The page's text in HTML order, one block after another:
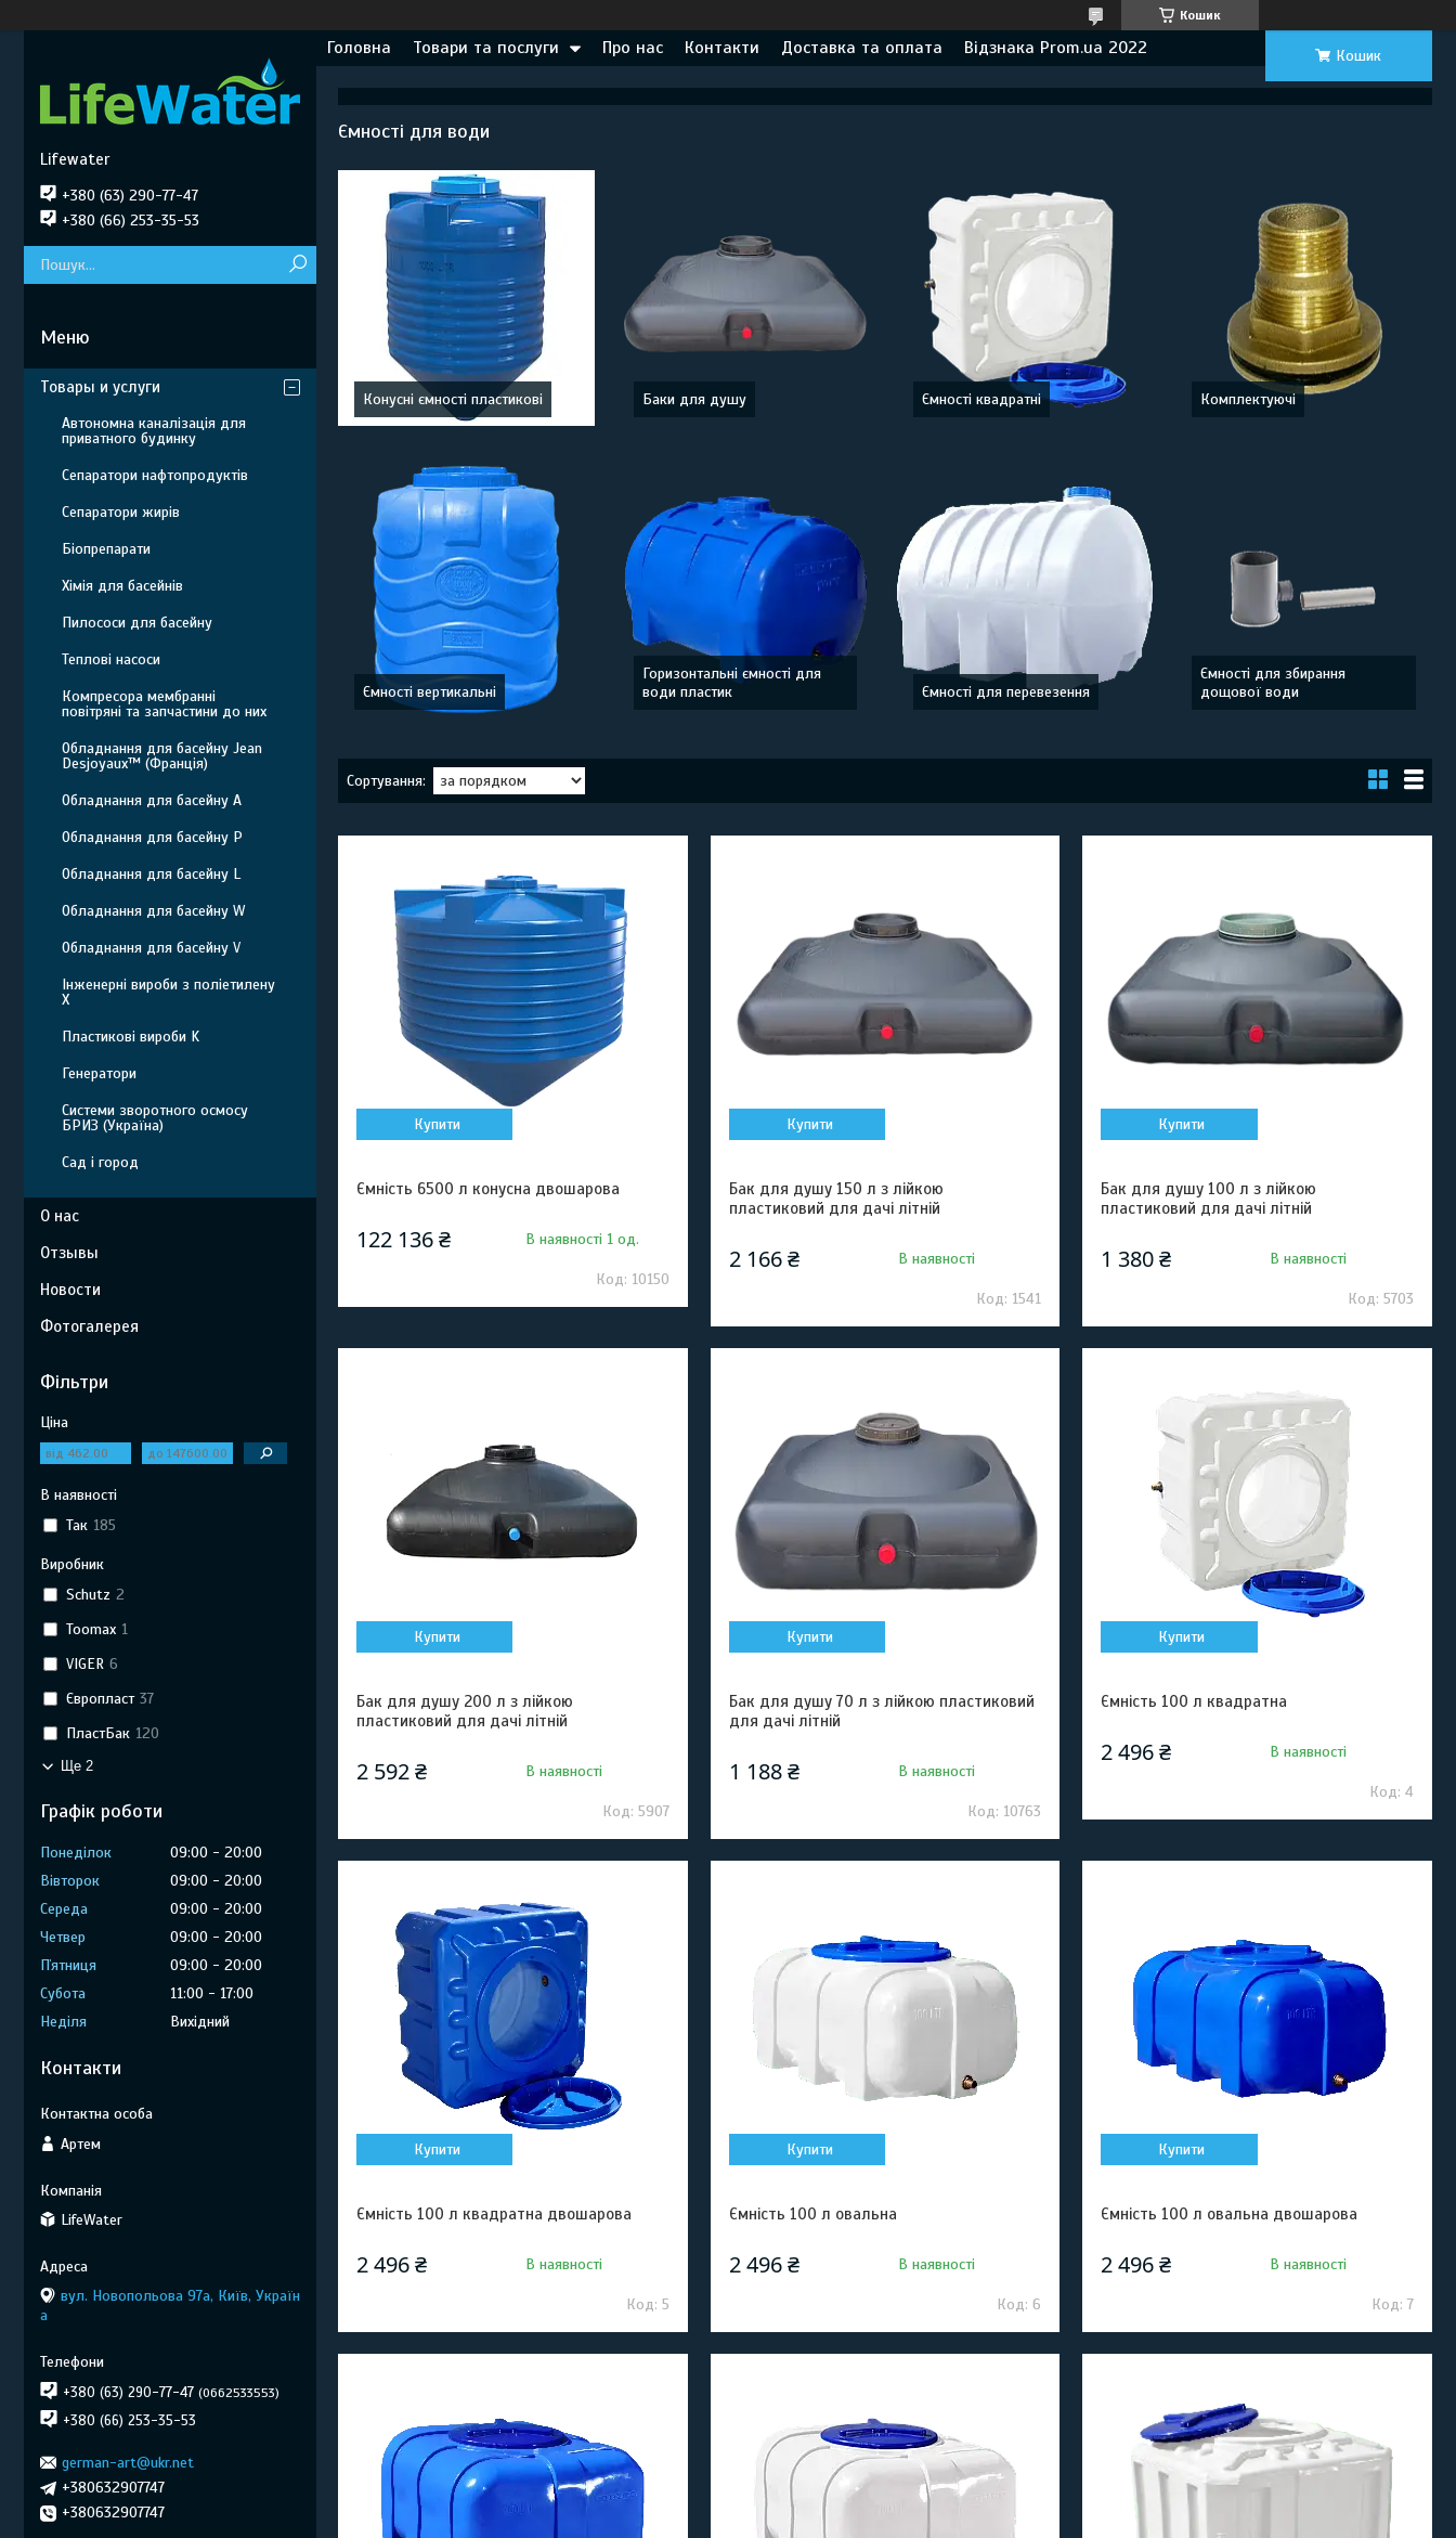
Кошик
Головна Товари та послуги Про нас Контакти Доставка та оплата Відзнака Prom.ua 2022 Кошик
Ємності для води
Конусні ємності пластикові Баки для душу Ємності квадратні Комплектуючі
Ємності вертикальні
Горизонтальні ємності для
води пластик
Ємності для перевезення
Ємності для збирання
дощової води
Купити
Ємність 6500 л конусна двошарова
122 136 ₴ В наявності 1 од.
10150
Купити
Бак для душу 150 л з лійкою
пластиковий для дачі літній
2 166 ₴ В наявності
1541
Купити
Бак для душу 100 л з лійкою
пластиковий для дачі літній
1 380 ₴ В наявності
5703
Купити
Бак для душу 200 л з лійкою
пластиковий для дачі літній
2 592 ₴ В наявності
5907
Купити
Бак для душу 70 л з лійкою пластиковий
для дачі літній
1 188 ₴ В наявності
10763
Купити
Ємність 100 л квадратна
2 496 ₴ В наявності
4
Купити
Ємність 100 л квадратна двошарова
2 496 ₴ В наявності
5
Купити
Ємність 100 л овальна
2 496 ₴ В наявності
6
Купити
Ємність 100 л овальна двошарова
2 496 ₴ В наявності
7
Lifewater
+380 (63) 290-77-47
+380 (66) 253-35-53
Товары и услуги
Автономна каналізація для
приватного будинку
Сепаратори нафтопродуктів
Сепаратори жирів
Біопрепарати
Хімія для басейнів
Пилососи для басейну
Теплові насоси
Компресора мембранні
повітряні та запчастини до них
Обладнання для басейну Jean
Desjoyaux™ (Франція)
Обладнання для басейну A
Обладнання для басейну P
Обладнання для басейну L
Обладнання для басейну W
Обладнання для басейну V
Інженерні вироби з поліетилену
Х
Пластикові вироби K
Генератори
Системи зворотного осмосу
БРИЗ (Україна)
Сад і город
О нас
Отзывы
Новости
Фотогалерея
Фільтри
Ціна
В наявності
Так 185
Виробник
Schutz 2
Toomax 1
VIGER 6
Європласт 37
ПластБак 120
Ще 2
Графік роботи
Понеділок 09:00
20:00
Вівторок
09:00
20:00
Середа
09:00
20:00
Четвер
09:00
20:00
Пʼятниця
09:00
20:00
Субота
11:00
17:00
Неділя
Вихідний
Контакти
Артем
LifeWater
вул. Новопольова 97а, Київ, Україн
а
+380 (63) 290-77-47 0662533553
+380 (66) 253-35-53
german-art@ukr.net
+380632907747
+380632907747